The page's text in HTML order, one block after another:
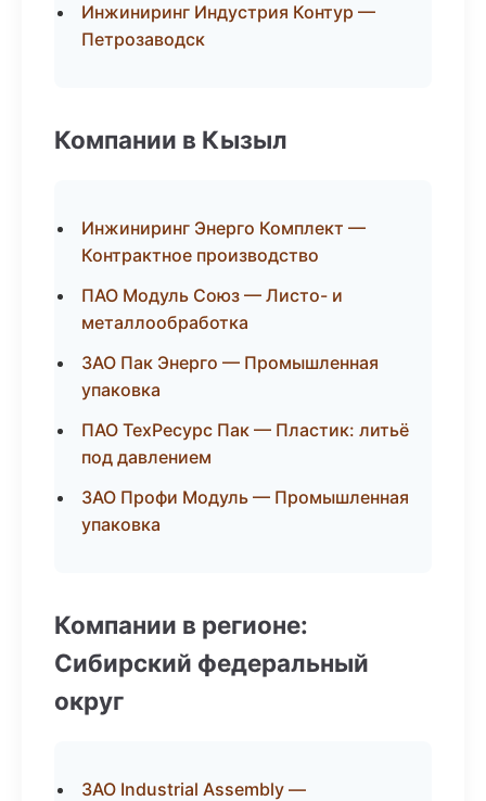
Инжиниринг Индустрия Контур —
Петрозаводск
Компании в Кызыл
Инжиниринг Энерго Комплект —
Контрактное производство
ПАО Модуль Союз — Листо- и
металлообработка
ЗАО Пак Энерго — Промышленная
упаковка
ПАО ТехРесурс Пак — Пластик: литьё
под давлением
ЗАО Профи Модуль — Промышленная
упаковка
Компании в регионе:
Сибирский федеральный
округ
ЗАО Industrial Assembly —